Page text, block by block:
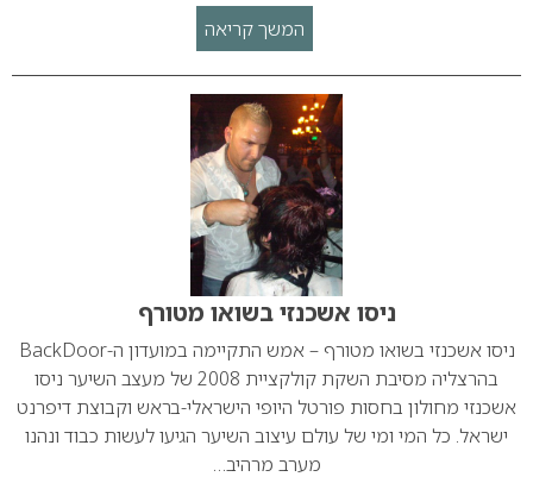
המשך קריאה
ניסו אשכנזי בשואו מטורף
ניסו אשכנזי בשואו מטורף – אמש התקיימה במועדון ה-BackDoor
בהרצליה מסיבת השקת קולקציית 2008 של מעצב השיער ניסו
אשכנזי מחולון בחסות פורטל היופי הישראלי-בראש וקבוצת דיפרנט
ישראל. כל המי ומי של עולם עיצוב השיער הגיעו לעשות כבוד ונהנו
מערב מרהיב…